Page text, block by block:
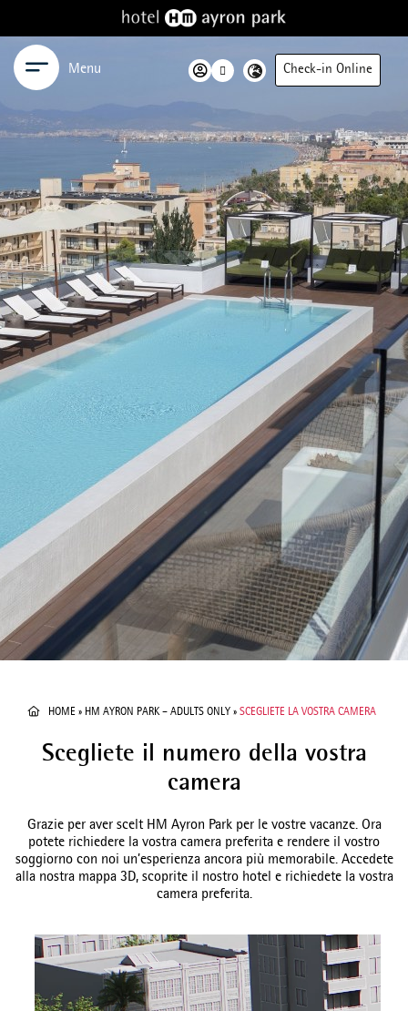
Menu Check-in Online
HOME » HM AYRON PARK – ADULTS ONLY » SCEGLIETE LA VOSTRA CAMERA
Scegliete il numero della vostra
camera
Grazie per aver scelt HM Ayron Park per le vostre vacanze. Ora
potete richiedere la vostra camera preferita e rendere il vostro
soggiorno con noi un’esperienza ancora più memorabile. Accedete
alla nostra mappa 3D, scoprite il nostro hotel e richiedete la vostra
camera preferita.